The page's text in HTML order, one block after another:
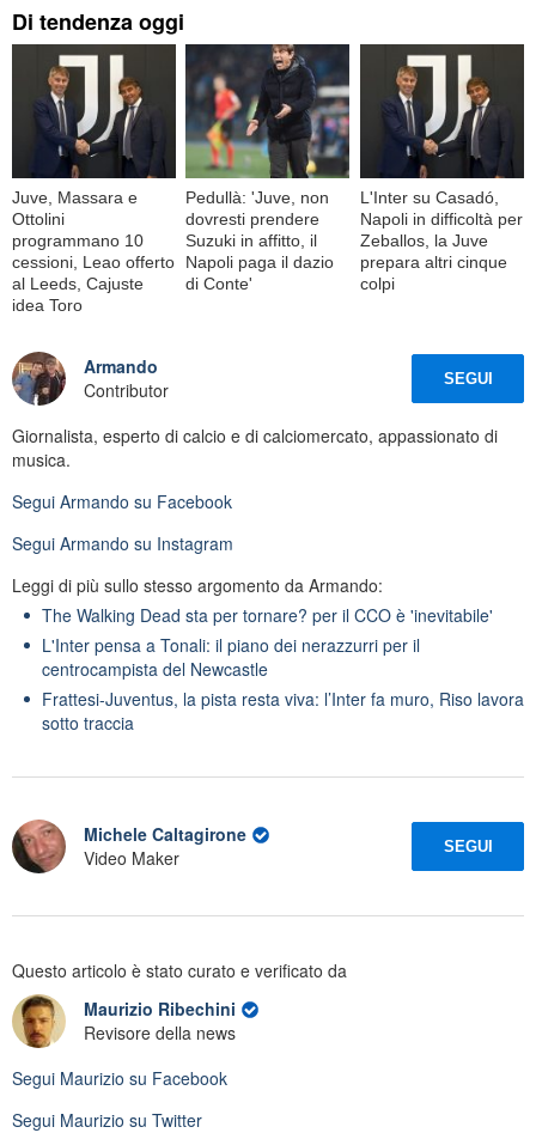
Di tendenza oggi
Juve, Massara e
Ottolini
programmano 10
cessioni, Leao offerto
al Leeds, Cajuste
idea Toro
Pedullà: 'Juve, non
dovresti prendere
Suzuki in affitto, il
Napoli paga il dazio
di Conte'
L'Inter su Casadó,
Napoli in difficoltà per
Zeballos, la Juve
prepara altri cinque
colpi
Armando
Contributor
SEGUI
Giornalista, esperto di calcio e di calciomercato, appassionato di
musica.
Segui Armando su Facebook
Segui Armando su Instagram
Leggi di più sullo stesso argomento da Armando:
The Walking Dead sta per tornare? per il CCO è 'inevitabile'
L'Inter pensa a Tonali: il piano dei nerazzurri per il
centrocampista del Newcastle
Frattesi-Juventus, la pista resta viva: l’Inter fa muro, Riso lavora
sotto traccia
Michele Caltagirone
Video Maker
SEGUI
Questo articolo è stato curato e verificato da
Maurizio Ribechini
Revisore della news
Segui Maurizio su Facebook
Segui Maurizio su Twitter